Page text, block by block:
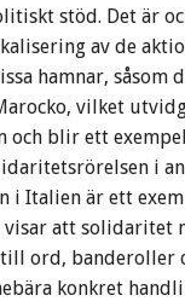
stöd. Det är
av de
hamnar, såsom
vilket
och blir ett
i
i Italien är ett
visar att solidaritet
till ord, banderoller
konkret